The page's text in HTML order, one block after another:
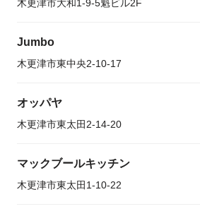
木更津市大和1-9-5魁ビル2F
Jumbo
木更津市東中央2-10-17
オッパヤ
木更津市東太田2-14-20
マックブールキッチン
木更津市東太田1-10-22